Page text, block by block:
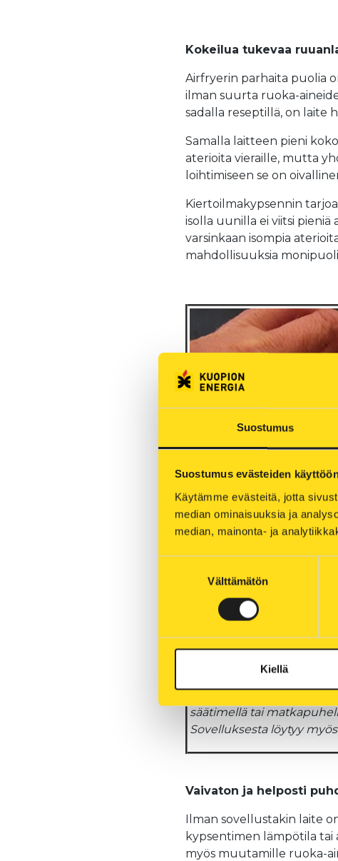
Suostumus
Suostumus evästeiden
Käytämme evästeitä, jotta
median ominaisuuksia ja
median, mainonta- ja
Välttämätön
Kiellä
Kokeilua tukevaa
Airfryerin parhaita puolia
ilman suurta ruoka-
sadalla reseptillä, on laite
Samalla laitteen pieni
aterioita vieraille, mutta
loihtimiseen se on
Kiertoilmakypsennin
isolla uunilla ei viitsi pieniä
varsinkaan isompia
mahdollisuuksia
Airfryerin käyttöä
säätimellä tai
Sovelluksesta löytyy
Vaivaton ja helposti
Ilman sovellustakin laite
kypsentimen lämpötila tai
myös muutamille ruoka-